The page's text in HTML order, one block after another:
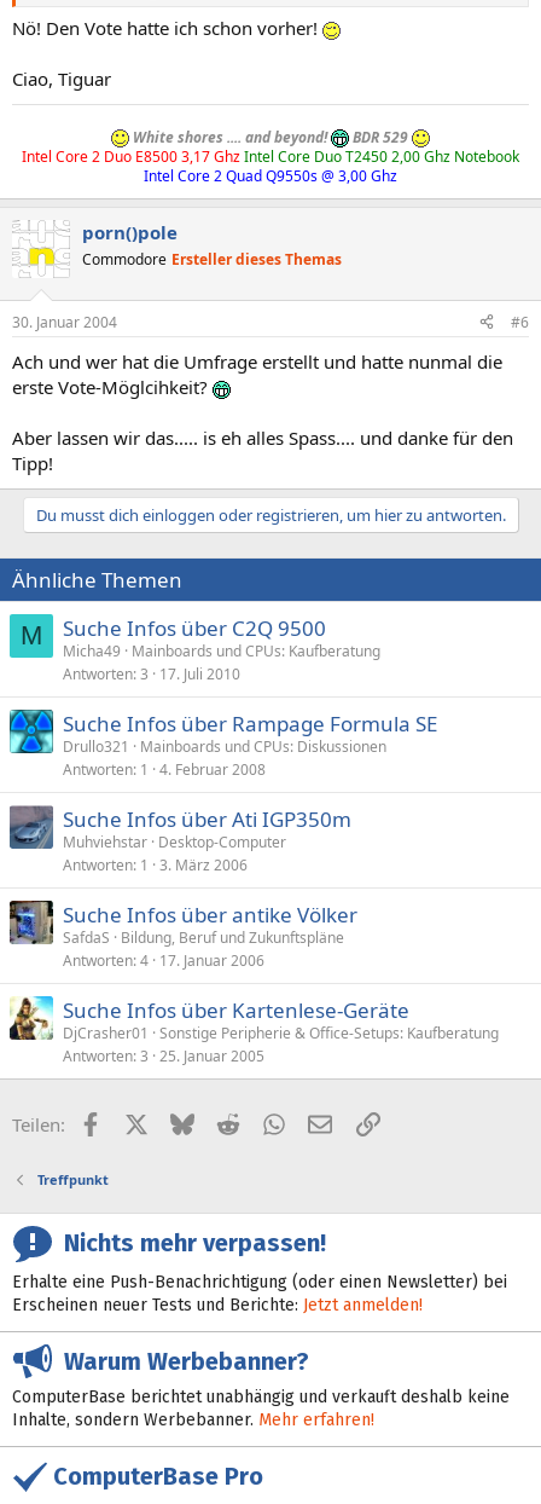
Nö! Den Vote hatte ich schon vorher!
Ciao, Tiguar
White shores .... and beyond!
BDR 529
Intel Core 2 Duo E8500 3,17 GhzIntel Core Duo T2450 2,00 Ghz Notebook
Intel Core 2 Quad Q9550s @ 3,00 Ghz
porn()pole
Commodore Ersteller dieses Themas
30. Januar 2004 #6
Ach und wer hat die Umfrage erstellt und hatte nunmal die
erste Vote-Möglcihkeit?
Aber lassen wir das..... is eh alles Spass.... und danke für den
Tipp!
Du musst dich einloggen oder registrieren, um hier zu antworten.
Ähnliche Themen
M Suche Infos über C2Q 9500
Micha49
Mainboards und CPUs: Kaufberatung
Antworten 3 17. Juli 2010
Suche Infos über Rampage Formula SE
Drullo321
Mainboards und CPUs: Diskussionen
Antworten 1 4. Februar 2008
Suche Infos über Ati IGP350m
Muhviehstar Desktop-Computer
Antworten 1 3. März 2006
Suche Infos über antike Völker
SafdaS
Bildung, Beruf und Zukunftspläne
Antworten 4 17. Januar 2006
Suche Infos über Kartenlese-Geräte
DjCrasher01
Sonstige Peripherie & Office-Setups: Kaufberatung
Antworten 3 25. Januar 2005
Teilen: FacebookX (Twitter)
BlueskyRedditWhatsApp
E-MailLink
Treffpunkt
Nichts mehr verpassen!
Erhalte eine Push-Benachrichtigung (oder einen Newsletter) bei
Erscheinen neuer Tests und Berichte: Jetzt anmelden!
Warum Werbebanner?
ComputerBase berichtet unabhängig und verkauft deshalb keine
Inhalte, sondern Werbebanner. Mehr erfahren!
ComputerBase Pro